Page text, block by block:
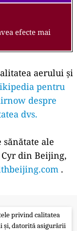
efecte mai
aerului și
pentru
despre
dvs.
ale
din Beijing,
.
privind calitatea
și, datorită asigurării